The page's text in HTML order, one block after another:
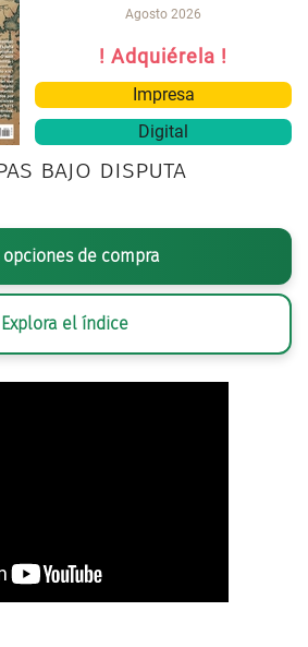
Agosto 2026
! Adquiérela !
Impresa
Digital
bajo disputa
opciones de compra
Explora el índice